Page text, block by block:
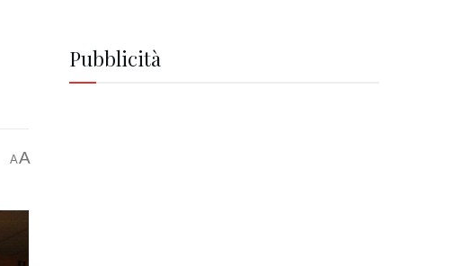
AA
Pubblicità